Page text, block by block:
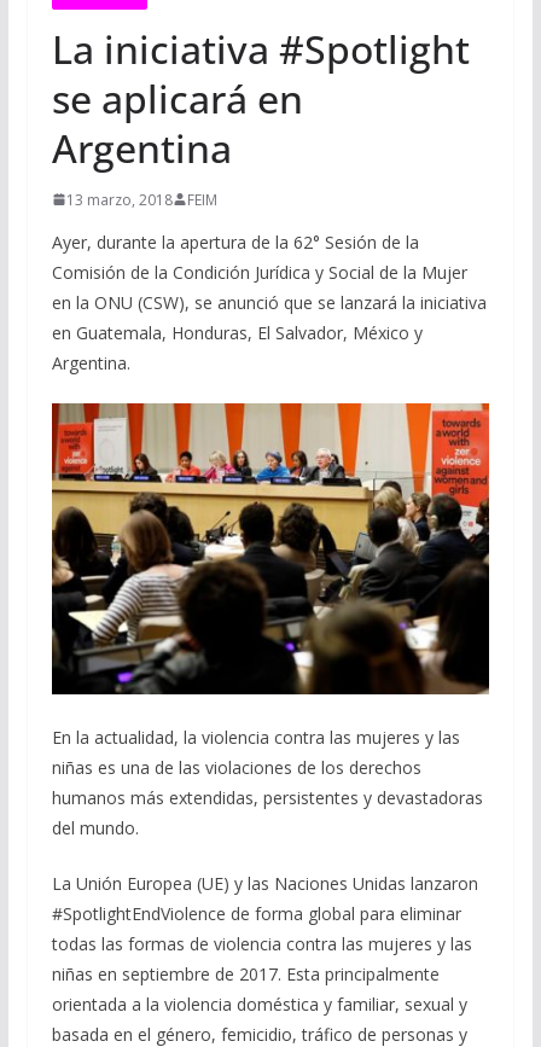
La iniciativa #Spotlight
se aplicará en
Argentina
13 marzo, 2018 FEIM
Ayer, durante la apertura de la 62° Sesión de la
Comisión de la Condición Jurídica y Social de la Mujer
en la ONU (CSW), se anunció que se lanzará la iniciativa
en Guatemala, Honduras, El Salvador, México y
Argentina.
En la actualidad, la violencia contra las mujeres y las
niñas es una de las violaciones de los derechos
humanos más extendidas, persistentes y devastadoras
del mundo.
La Unión Europea (UE) y las Naciones Unidas lanzaron
#SpotlightEndViolence de forma global para eliminar
todas las formas de violencia contra las mujeres y las
niñas en septiembre de 2017. Esta principalmente
orientada a la violencia doméstica y familiar, sexual y
basada en el género, femicidio, tráfico de personas y